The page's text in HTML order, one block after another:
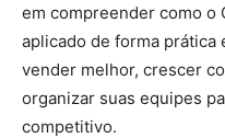
em compreender como
aplicado de forma prática
vender melhor, crescer
organizar suas equipes
competitivo.